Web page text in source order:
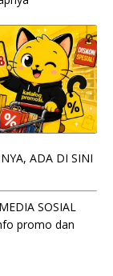
ADA DI SINI
SOSIAL
promo dan